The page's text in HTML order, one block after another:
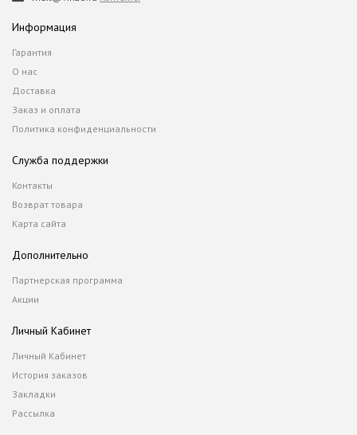
Информация
Гарантия
О нас
Доставка
Заказ и оплата
Политика конфиденциальности
Служба поддержки
Контакты
Возврат товара
Карта сайта
Дополнительно
Партнерская программа
Акции
Личный Кабинет
Личный Кабинет
История заказов
Закладки
Рассылка